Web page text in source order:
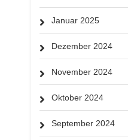
Januar 2025
Dezember 2024
November 2024
Oktober 2024
September 2024